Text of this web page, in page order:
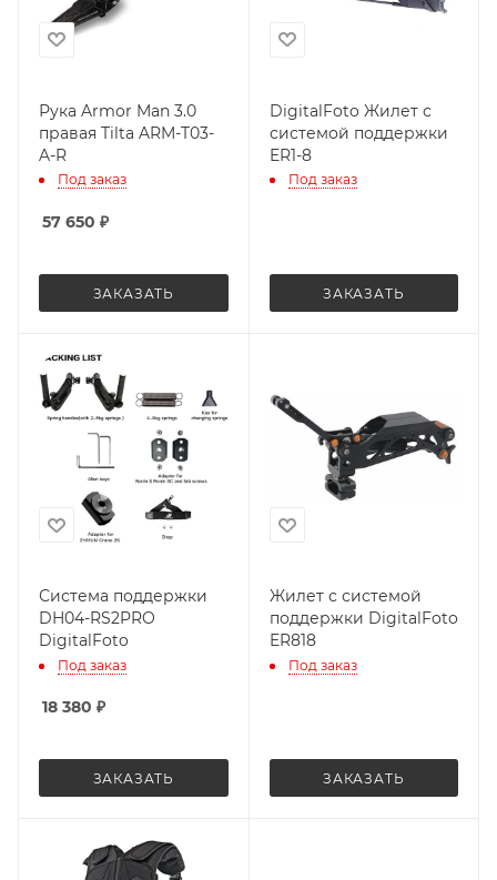
Рука Armor Man 3.0
правая Tilta ARM-T03-
A-R
Под заказ
57 650 ₽
ЗАКАЗАТЬ
DigitalFoto Жилет с
системой поддержки
ER1-8
Под заказ
ЗАКАЗАТЬ
Система поддержки
DH04-RS2PRO
DigitalFoto
Под заказ
18 380 ₽
ЗАКАЗАТЬ
Жилет с системой
поддержки DigitalFoto
ER818
Под заказ
ЗАКАЗАТЬ